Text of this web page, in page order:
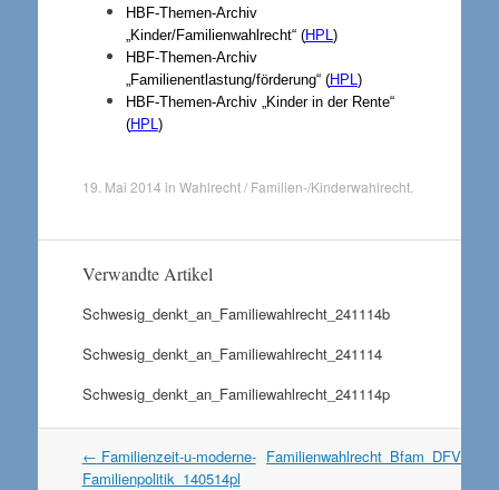
HBF-Themen-Archiv
„Kinder/Familienwahlrecht“ (HPL )
HBF-Themen-Archiv
„Familienentlastung/förderung“ (HPL )
HBF-Themen-Archiv „Kinder in der Rente“
(HPL )
19. Mai 2014 in Wahlrecht / Familien-/Kinderwahlrecht.
Verwandte Artikel
Schwesig_denkt_an_Familiewahlrecht_241114b
Schwesig_denkt_an_Familiewahlrecht_241114
Schwesig_denkt_an_Familiewahlrecht_241114p
Artikel
Navigation
← Familienzeit-u-moderne-
Familienpolitik_140514pl